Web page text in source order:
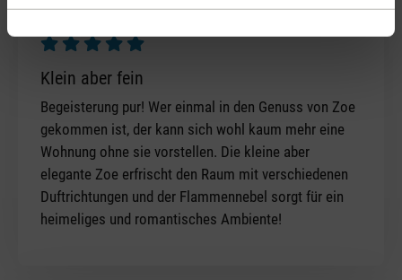
23 February 2021 00:00
Review with rating of 5 out of 5 stars
Klein aber fein
Begeisterung pur! Wer einmal in den Genuss von Zoe
gekommen ist, der kann sich wohl kaum mehr eine
Wohnung ohne sie vorstellen. Die kleine aber
elegante Zoe erfrischt den Raum mit verschiedenen
Duftrichtungen und der Flammennebel sorgt für ein
heimeliges und romantisches Ambiente!